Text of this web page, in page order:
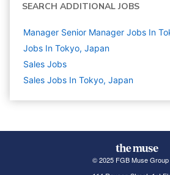
SEARCH ADDITIONAL JOBS
Manager Senior Manager Jobs In
Jobs In Tokyo, Japan
Sales Jobs
Sales Jobs In Tokyo, Japan
© 2025 FGB Muse Group